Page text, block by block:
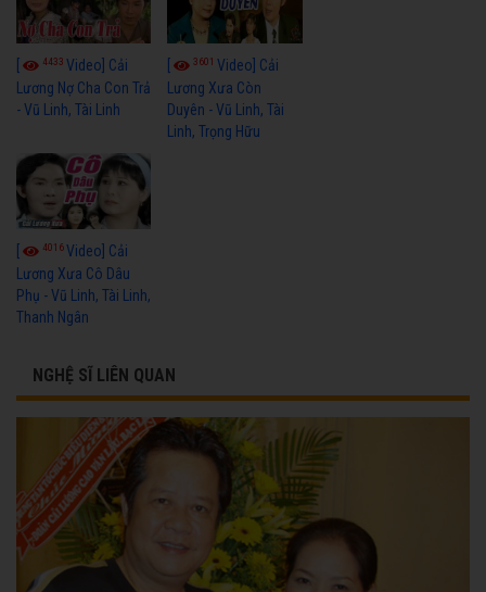
4433 Video] Cải
Lương Nợ Cha Con Trả
- Vũ Linh, Tài Linh
3601Video] Cải
Lương Xưa Còn
Duyên - Vũ Linh, Tài
Linh, Trọng Hữu
[ 4016Video] Cải
Lương Xưa Cô Dâu
Phụ - Vũ Linh, Tài Linh,
Thanh Ngân
NGHỆ SĨ LIÊN QUAN